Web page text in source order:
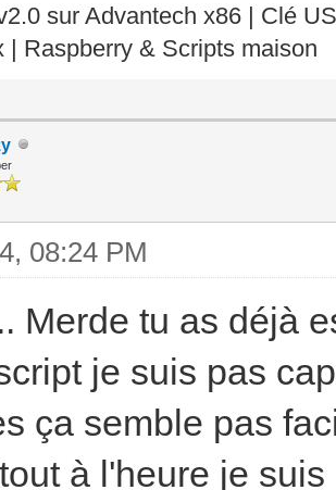
sur Advantech x86 | Clé
| Raspberry & Scripts maison
08:24 PM
Merde tu as déjà
je suis pas
ça semble pas
à l'heure je suis